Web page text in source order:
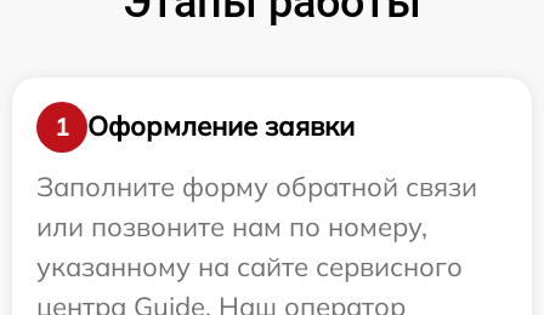
1
Оформление заявки
Заполните форму обратной связи
или позвоните нам по номеру,
указанному на сайте сервисного
центра Guide. Наш оператор